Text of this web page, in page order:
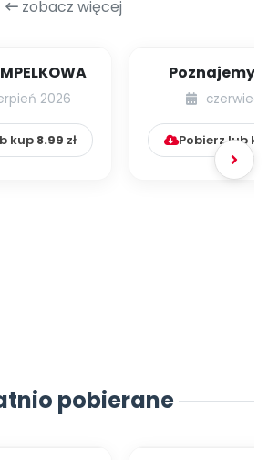
zobacz więcej
2026
kup 8.99 zł
Poznajemy
czerwiec
Pobierz lub
pobierane